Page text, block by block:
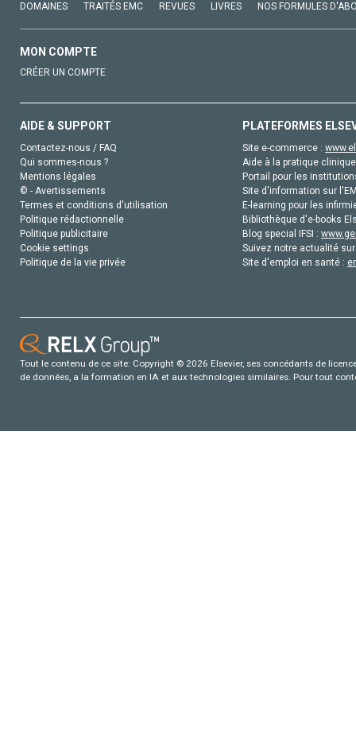
DOMAINES TRAITÉS EMC REVUES LIVRES NOS FORMULES
MON COMPTE
CRÉER UN COMPTE
AIDE & SUPPORT
Contactez-nous / FAQ
Qui sommes-nous ?
Mentions légales
© - Avertissements
Termes et conditions d'utilisation
Politique rédactionnelle
Politique publicitaire
Cookie settings
Politique de la vie privée
PLATEFORMES
Site e-commerce :
Aide à la pratique
Portail pour les
Site d'information sur
E-learning pour les
Bibliothèque d'e-books
Blog special IFSI :
Suivez notre actualité
Site d'emploi en santé :
Tout le contenu de ce site: Copyright © 2026 Elsevier, ses concédants de
de données, a la formation en IA et aux technologies similaires. Pour tout